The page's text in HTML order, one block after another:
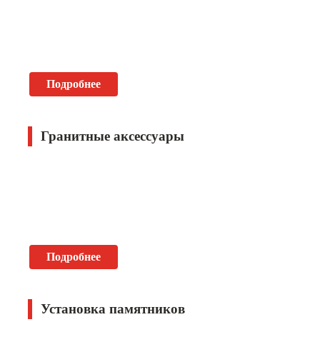
Подробнее
Гранитные аксессуары
Подробнее
Установка памятников